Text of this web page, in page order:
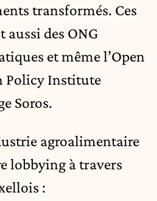
transformés. Ces
aussi des ONG
et même l’Open
Policy Institute
Soros.
agroalimentaire
lobbying à travers
: